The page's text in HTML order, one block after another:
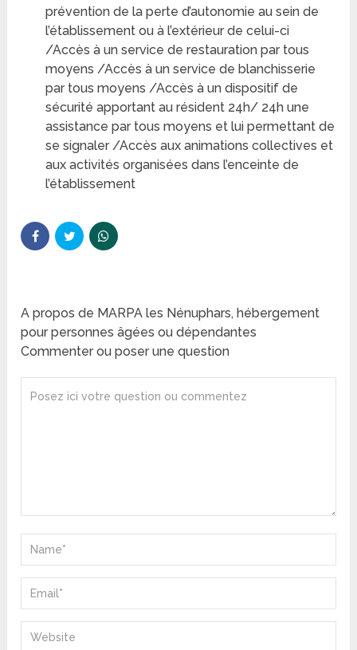
prévention de la perte d’autonomie au sein de
l’établissement ou à l’extérieur de celui-ci
/Accès à un service de restauration par tous
moyens /Accès à un service de blanchisserie
par tous moyens /Accès à un dispositif de
sécurité apportant au résident 24h/ 24h une
assistance par tous moyens et lui permettant de
se signaler /Accès aux animations collectives et
aux activités organisées dans l’enceinte de
l’établissement
A propos de MARPA les Nénuphars, hébergement
pour personnes âgées ou dépendantes
Commenter ou poser une question